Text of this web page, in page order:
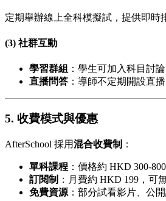
定期舉辦線上全科模擬試，提供即時
(3) 社群互動
學習群組 ：學生可加入科目討
直播問答 ：導師不定期開設直
5. 收費模式與優惠
AfterSchool 採用混合收費制 ：
單科課程 ：價格約 HKD 300-
訂閱制 ：月費約 HKD 199，可
免費資源 ：部分試看影片、公